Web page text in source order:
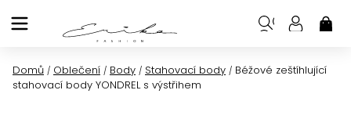
na
Domů / Oblečení / Body / Stahovací body / Béžové zeštíhlující
stahovací body YONDREL s výstřihem